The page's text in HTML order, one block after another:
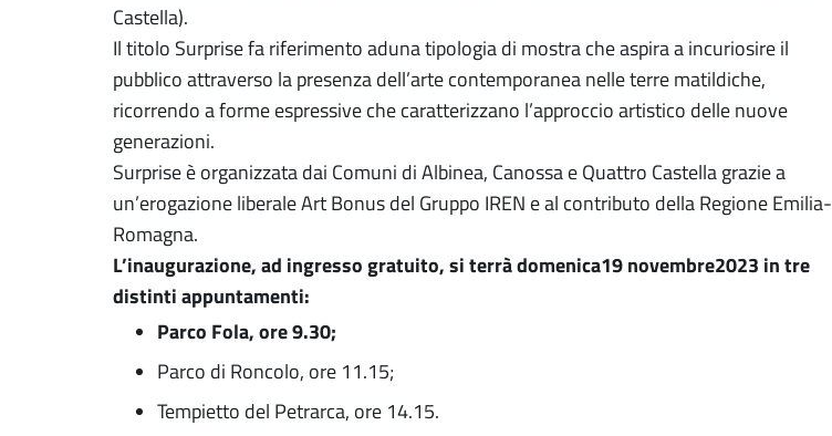
Castella).
Il titolo Surprise fa riferimento aduna tipologia di mostra che aspira a incuriosire il
pubblico attraverso la presenza dell’arte contemporanea nelle terre matildiche,
ricorrendo a forme espressive che caratterizzano l’approccio artistico delle nuove
generazioni.
Surprise è organizzata dai Comuni di Albinea, Canossa e Quattro Castella grazie a
un’erogazione liberale Art Bonus del Gruppo IREN e al contributo della Regione Emilia-
Romagna.
L’inaugurazione, ad ingresso gratuito, si terrà domenica19 novembre2023 in tre
distinti appuntamenti:
Parco Fola, ore 9.30;
Parco di Roncolo, ore 11.15;
Tempietto del Petrarca, ore 14.15.